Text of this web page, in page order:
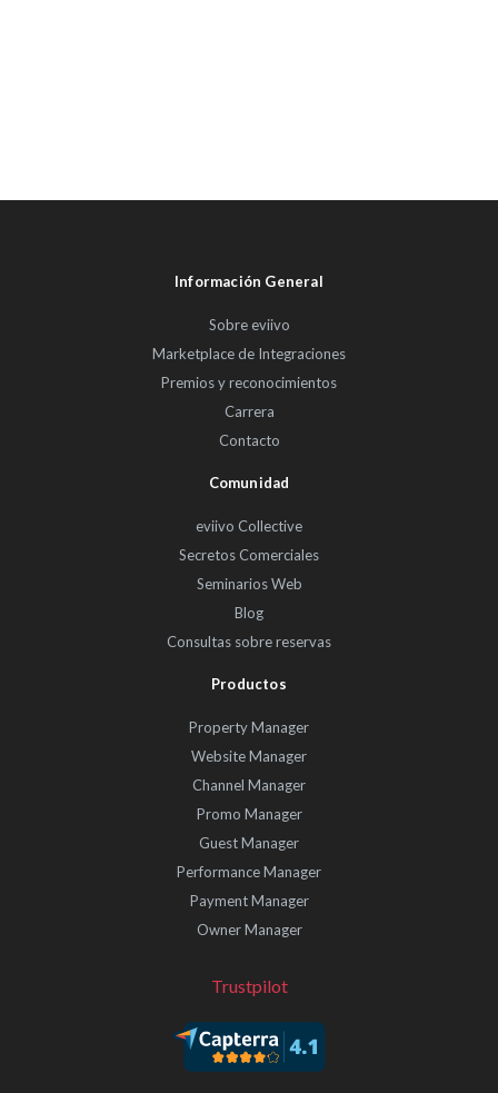
Información General
Sobre eviivo
Marketplace de Integraciones
Premios y reconocimientos
Carrera
Contacto
Comunidad
eviivo Collective
Secretos Comerciales
Seminarios Web
Blog
Consultas sobre reservas
Productos
Property Manager
Website Manager
Channel Manager
Promo Manager
Guest Manager
Performance Manager
Payment Manager
Owner Manager
Trustpilot